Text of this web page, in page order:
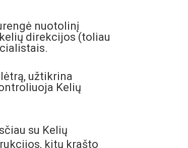
nuotolinį
direkcijos (toliau
užtikrina
Kelių
su Kelių
kitų krašto